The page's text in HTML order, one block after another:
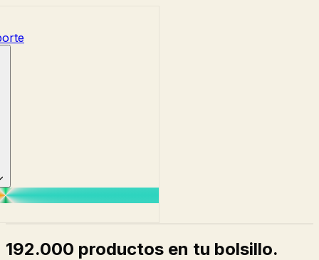
192.000 productos en tu bolsillo.